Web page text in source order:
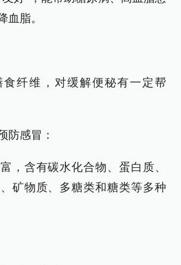
血脂。
食纤维，对缓解便秘有一定帮
防感冒：
，含有碳水化合物、蛋白质、
矿物质、多糖类和糖类等多种